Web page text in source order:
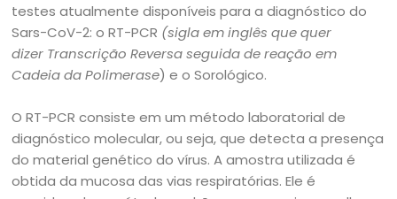
testes atualmente disponíveis para a diagnóstico do
Sars-CoV-2: o RT-PCR (sigla em inglês que quer
dizer Transcrição Reversa seguida de reação em
Cadeia da Polimerase) e o Sorológico.
O RT-PCR consiste em um método laboratorial de
diagnóstico molecular, ou seja, que detecta a presença
do material genético do vírus. A amostra utilizada é
obtida da mucosa das vias respiratórias. Ele é